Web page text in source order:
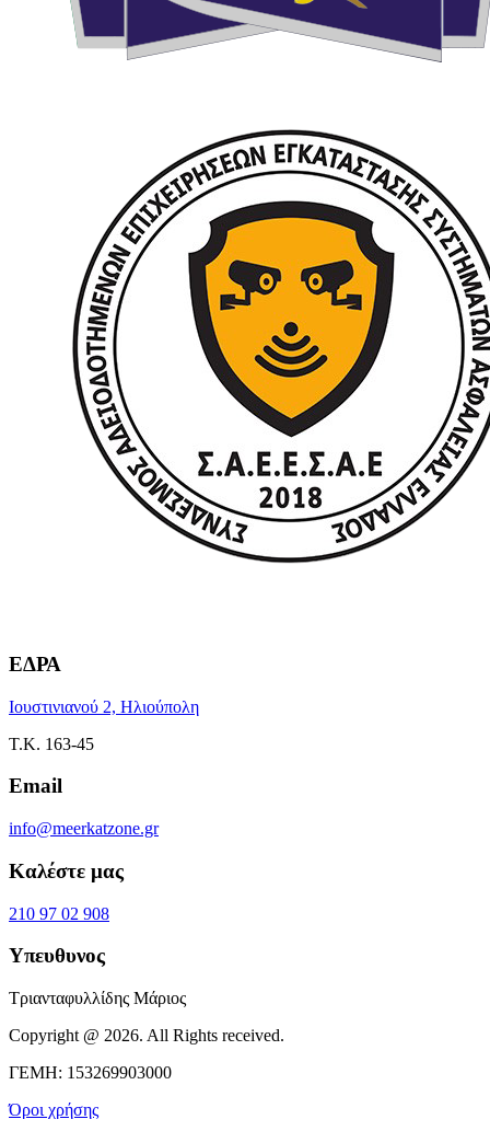
ΕΔΡΑ
Ιουστινιανού 2, Ηλιούπολη
Τ.Κ. 163-45
Email
info@meerkatzone.gr
Καλέστε μας
210 97 02 908
Υπευθυνος
Τριανταφυλλίδης Μάριος
Copyright @ 2026. All Rights received.
ΓΕΜΗ: 153269903000
Όροι χρήσης